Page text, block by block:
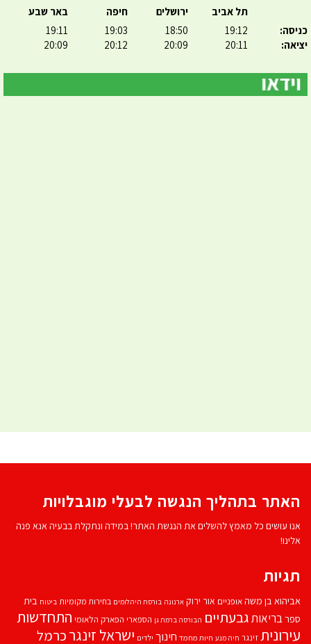
כניסה:
יציאה:
תל אביב
19:12
20:11
ירושלים
18:50
20:09
חיפה
19:03
20:12
באר שבע
19:11
20:09
האתר בתהליך הנגשה לבעלי מוגבלויות
אנו עושים כל מאמץ להשלים את הנגשת האתר! במידה ונתקלת בבעיה אנא פנה
אלינו!
תגיות
אביהוא בן משהאופניים אור ירוק ארנונה בורסת היהלומים בחירות מקומיות ביטוח בית
ספרבריאותגבעתיים הבורסה ברמת גן הספארי הפארק הלאומי התחדשות
עירוניתזינגר חיה מנע חיות מחמד חינוך ילדים ישראל זינגרכרמל